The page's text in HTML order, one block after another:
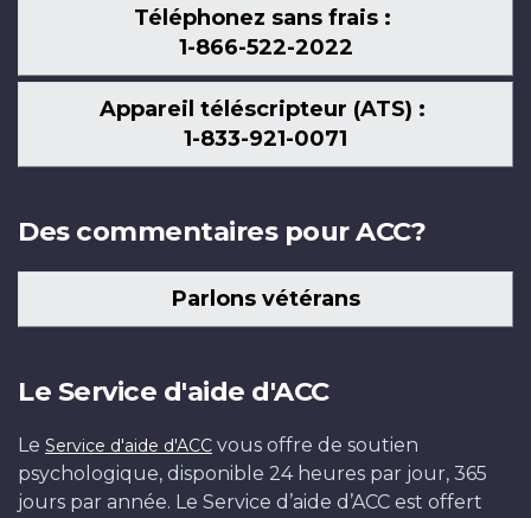
Téléphonez sans frais :
1-866-522-2022
Appareil téléscripteur (ATS) :
1-833-921-0071
Des commentaires pour ACC?
Parlons vétérans
Le Service d'aide d'ACC
Le Service d'aide d'ACC vous offre de soutien
psychologique, disponible 24 heures par jour, 365
jours par année. Le Service d’aide d’ACC est offert